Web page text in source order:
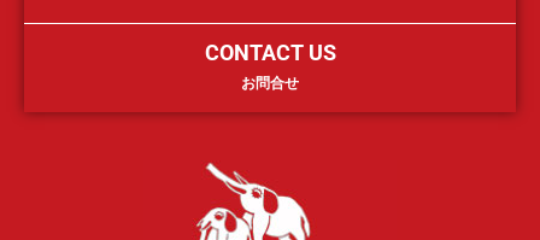
CONTACT US
お問合せ